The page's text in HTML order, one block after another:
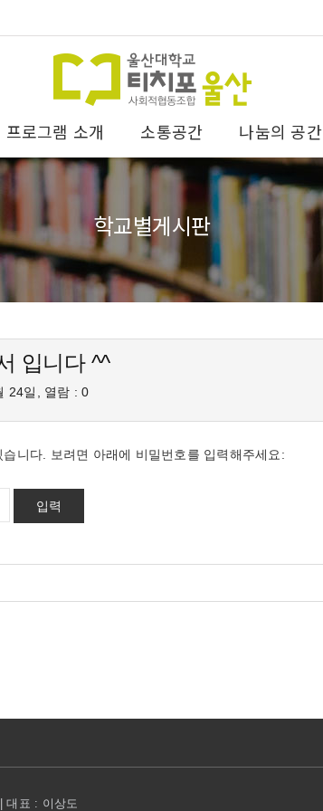
프로그램 소개 소통공간 나눔의 공간
학교별게시판
입니다 ^^
24일, 열람 : 0
니다. 보려면 아래에 비밀번호를 입력해주세요:
대표 : 이상도